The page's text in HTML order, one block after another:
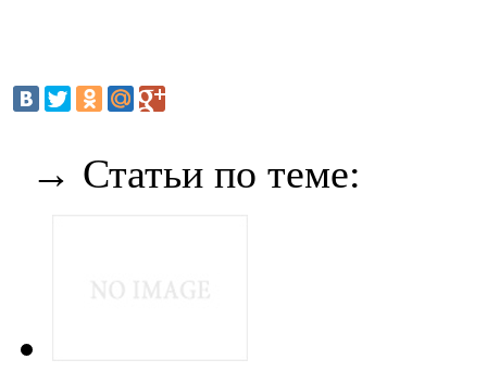
→ Статьи по теме: